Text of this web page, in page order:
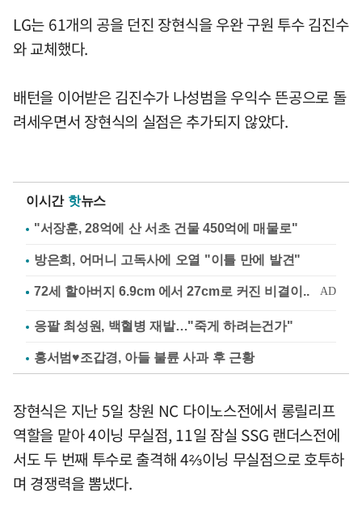
LG는 61개의 공을 던진 장현식을 우완 구원 투수 김진수
와 교체했다.
배턴을 이어받은 김진수가 나성범을 우익수 뜬공으로 돌
려세우면서 장현식의 실점은 추가되지 않았다.
이시간 핫뉴스
"서장훈, 28억에 산 서초 건물 450억에 매물로"
방은희, 어머니 고독사에 오열 "이틀 만에 발견"
응팔 최성원, 백혈병 재발…"죽게 하려는건가"
홍서범♥조갑경, 아들 불륜 사과 후 근황
장현식은 지난 5일 창원 NC 다이노스전에서 롱릴리프
역할을 맡아 4이닝 무실점, 11일 잠실 SSG 랜더스전에
서도 두 번째 투수로 출격해 4⅔이닝 무실점으로 호투하
며 경쟁력을 뽐냈다.